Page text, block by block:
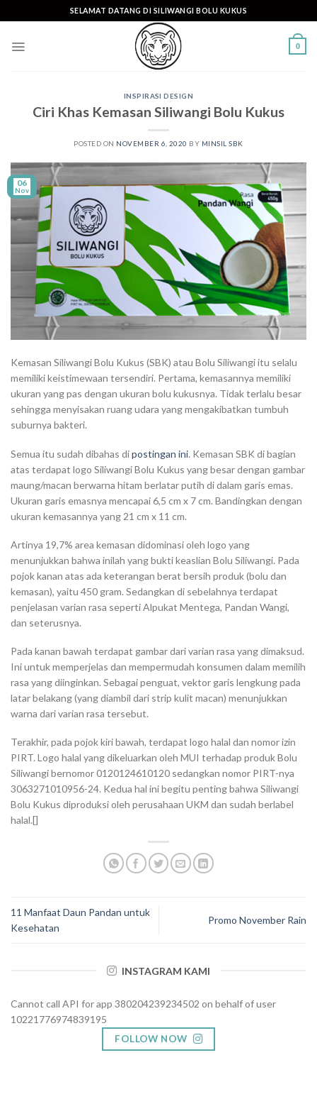
to
SELAMAT DATANG DI SILIWANGI BOLU KUKUS
0
INSPIRASI DESIGN
Ciri Khas Kemasan Siliwangi Bolu Kukus
POSTED ON NOVEMBER 6, 2020 BY MINSIL SBK
06
Nov
Kemasan Siliwangi Bolu Kukus (SBK) atau Bolu Siliwangi itu selalu
memiliki keistimewaan tersendiri. Pertama, kemasannya memiliki
ukuran yang pas dengan ukuran bolu kukusnya. Tidak terlalu besar
sehingga menyisakan ruang udara yang mengakibatkan tumbuh
suburnya bakteri.
Semua itu sudah dibahas dipostingan ini. Kemasan SBK di bagian
atas terdapat logo Siliwangi Bolu Kukus yang besar dengan gambar
maung/macan berwarna hitam berlatar putih di dalam garis emas.
Ukuran garis emasnya mencapai 6,5 cm x 7 cm. Bandingkan dengan
ukuran kemasannya yang 21 cm x 11 cm.
Artinya 19,7% area kemasan didominasi oleh logo yang
menunjukkan bahwa inilah yang bukti keaslian Bolu Siliwangi. Pada
pojok kanan atas ada keterangan berat bersih produk (bolu dan
kemasan), yaitu 450 gram. Sedangkan di sebelahnya terdapat
penjelasan varian rasa seperti Alpukat Mentega, Pandan Wangi,
dan seterusnya.
Pada kanan bawah terdapat gambar dari varian rasa yang dimaksud.
Ini untuk memperjelas dan mempermudah konsumen dalam memilih
rasa yang diinginkan. Sebagai penguat, vektor garis lengkung pada
latar belakang (yang diambil dari strip kulit macan) menunjukkan
warna dari varian rasa tersebut.
Terakhir, pada pojok kiri bawah, terdapat logo halal dan nomor izin
PIRT. Logo halal yang dikeluarkan oleh MUI terhadap produk Bolu
Siliwangi bernomor 0120124610120 sedangkan nomor PIRT-nya
3063271010956-24. Kedua hal ini begitu penting bahwa Siliwangi
Bolu Kukus diproduksi oleh perusahaan UKM dan sudah berlabel
halal.[]
11 Manfaat Daun Pandan untuk
Kesehatan
Promo November Rain
INSTAGRAM KAMI
Cannot call API for app 380204239234502 on behalf of user
10221776974839195
FOLLOW NOW